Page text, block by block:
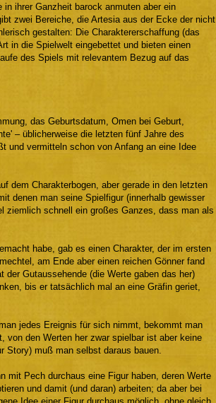
ihrer Ganzheit barock anmuten aber ein
zwei Bereiche, die Artesia aus der Ecke der nicht
gestalten: Die Charaktererschaffung (das
in die Spielwelt eingebettet und bieten einen
des Spiels mit relevantem Bezug auf das
das Geburtsdatum, Omen bei Geburt,
– üblicherweise die letzten fünf Jahre des
und vermitteln schon von Anfang an eine Idee
dem Charakterbogen, aber gerade in den letzten
denen man seine Spielfigur (innerhalb gewisser
ziemlich schnell ein großes Ganzes, dass man als
habe, gab es einen Charakter, der im ersten
am Ende aber einen reichen Gönner fand
Gutaussehende (die Werte gaben das her)
bis er tatsächlich mal an eine Gräfin geriet,
jedes Ereignis für sich nimmt, bekommt man
von den Werten her zwar spielbar ist aber keine
muß man selbst daraus bauen.
mit Pech durchaus eine Figur haben, deren Werte
und damit (und daran) arbeiten; da aber bei